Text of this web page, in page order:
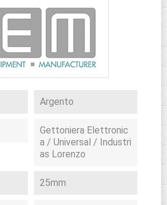
Argento
Gettoniera Elettronic
a / Universal / Industri
as Lorenzo
25mm